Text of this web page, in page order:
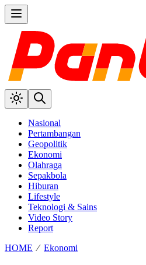
Nasional
Pertambangan
Geopolitik
Ekonomi
Olahraga
Sepakbola
Hiburan
Lifestyle
Teknologi & Sains
Video Story
Report
HOME ⁄ Ekonomi